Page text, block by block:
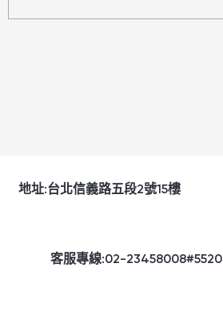
客服專線:02-23458008#5520
地址:台北信義路五段2號15樓